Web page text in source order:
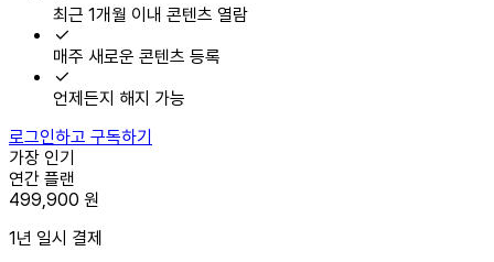
최근 1개월 이내 콘텐츠 열람
매주 새로운 콘텐츠 등록
언제든지 해지 가능
로그인하고 구독하기
가장 인기
연간 플랜
499,900 원
1년 일시 결제